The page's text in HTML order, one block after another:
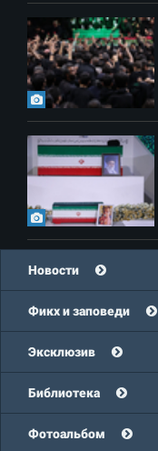
Новости
Фикх и заповеди
Эксклюзив
Библиотека
Фотоальбом